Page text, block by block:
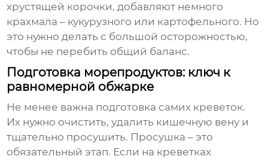
хрустящей корочки, добавляют немного
крахмала – кукурузного или картофельного. Но
это нужно делать с большой осторожностью,
чтобы не перебить общий баланс.
Подготовка морепродуктов: ключ к
равномерной обжарке
Не менее важна подготовка самих креветок.
Их нужно очистить, удалить кишечную вену и
тщательно просушить. Просушка – это
обязательный этап. Если на креветках